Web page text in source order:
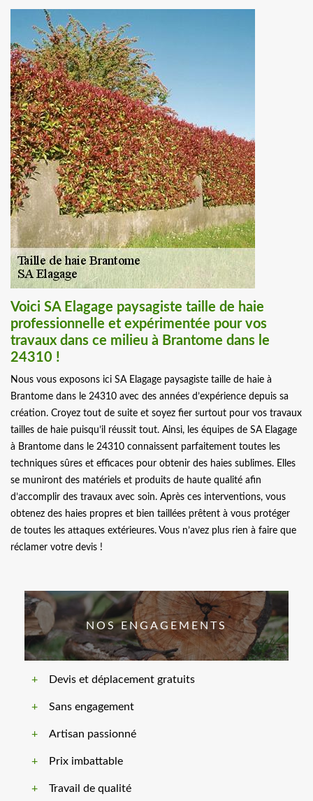
Voici SA Elagage paysagiste taille de haie
professionnelle et expérimentée pour vos
travaux dans ce milieu à Brantome dans le
24310 !
Nous vous exposons ici SA Elagage paysagiste taille de haie à
Brantome dans le 24310 avec des années d’expérience depuis sa
création. Croyez tout de suite et soyez fier surtout pour vos travaux
tailles de haie puisqu’il réussit tout. Ainsi, les équipes de SA Elagage
à Brantome dans le 24310 connaissent parfaitement toutes les
techniques sûres et efficaces pour obtenir des haies sublimes. Elles
se muniront des matériels et produits de haute qualité afin
d’accomplir des travaux avec soin. Après ces interventions, vous
obtenez des haies propres et bien taillées prêtent à vous protéger
de toutes les attaques extérieures. Vous n’avez plus rien à faire que
réclamer votre devis !
NOS ENGAGEMENTS
Devis et déplacement gratuits
Sans engagement
Artisan passionné
Prix imbattable
Travail de qualité